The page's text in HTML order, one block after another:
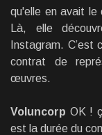
qu'elle en avait
Là, elle
Instagram. C’est
contrat de
œuvres.
Voluncorp OK !
est la durée du